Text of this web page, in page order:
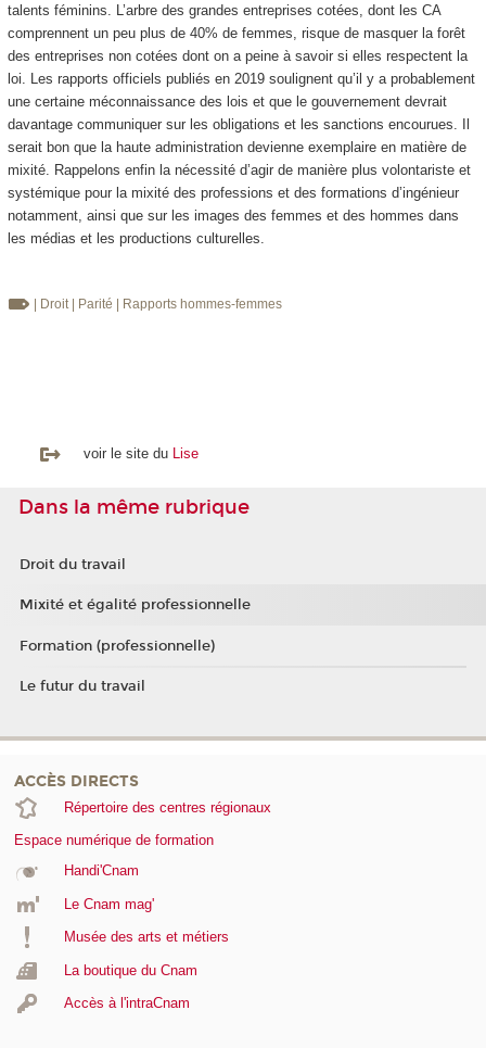
talents féminins. L’arbre des grandes entreprises cotées, dont les CA
comprennent un peu plus de 40% de femmes, risque de masquer la forêt
des entreprises non cotées dont on a peine à savoir si elles respectent la
loi. Les rapports officiels publiés en 2019 soulignent qu’il y a probablement
une certaine méconnaissance des lois et que le gouvernement devrait
davantage communiquer sur les obligations et les sanctions encourues. Il
serait bon que la haute administration devienne exemplaire en matière de
mixité. Rappelons enfin la nécessité d’agir de manière plus volontariste et
systémique pour la mixité des professions et des formations d’ingénieur
notamment, ainsi que sur les images des femmes et des hommes dans
les médias et les productions culturelles.
| Droit | Parité | Rapports hommes-femmes
voir le site du Lise
Dans la même rubrique
Droit du travail
Mixité et égalité professionnelle
Formation (professionnelle)
Le futur du travail
ACCÈS DIRECTS
Répertoire des centres régionaux
Espace numérique de formation
Handi'Cnam
Le Cnam mag'
Musée des arts et métiers
La boutique du Cnam
Accès à l'intraCnam